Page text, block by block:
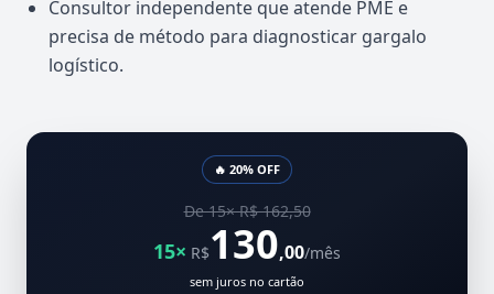
Consultor independente que atende PME e
precisa de método para diagnosticar gargalo
logístico.
🔥 20% OFF
De 15× R$ 162,50
15× R$130,00/mês
sem juros no cartão